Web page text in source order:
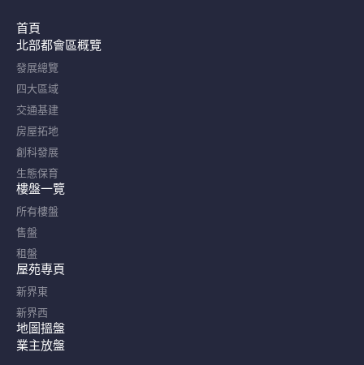
首頁
北部都會區概覽​
發展總覽
四大區域
交通基建
房屋拓地
創科發展
生態保育
樓盤一覽
所有樓盤
售盤
租盤
屋苑專頁
新界東
新界西
地圖搵盤
業主放盤